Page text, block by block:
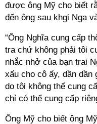
được ông Mỹ cho biết
đến ông sau khgi Nga
“Ông Nghĩa cung cấp
tra chứ không phải tôi
nhắc nhở của bạn trai
xấu cho cô ấy, dần
do tôi không thể cung
chỉ có thể cung cấp
Ông Mỹ cho biết ông